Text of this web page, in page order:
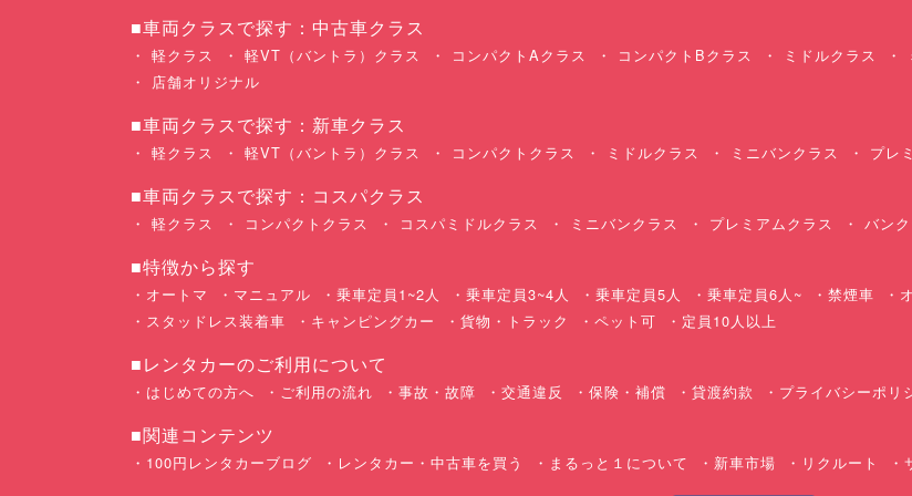
■車両クラスで探す：中古車クラス
軽クラス 軽VT（バントラ）クラス コンパクトAクラス コンパクトBクラス ミドルクラス
店舗オリジナル
■車両クラスで探す：新車クラス
軽クラス 軽VT（バントラ）クラス コンパクトクラス ミドルクラス ミニバンクラス プレ
■車両クラスで探す：コスパクラス
軽クラス コンパクトクラス コスパミドルクラス ミニバンクラス プレミアムクラス バン
■特徴から探す
オートマ マニュアル 乗車定員1~2人 乗車定員3~4人 乗車定員5人 乗車定員6人~ 禁煙車
スタッドレス装着車
キャンピングカー 貨物・トラック ペット可 定員10人以上
■レンタカーのご利用について
はじめての方へ ご利用の流れ 事故・故障 交通違反 保険・補償 貸渡約款 プライバシーポリ
■関連コンテンツ
100円レンタカーブログ レンタカー・中古車を買う まるっと１について 新車市場 リクルート